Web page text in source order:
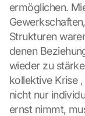
ermöglichen.
Strukturen
denen
wieder zu
kollektive Krise
nicht nur
ernst nimmt,
s
p
r
t
e
c
t
i